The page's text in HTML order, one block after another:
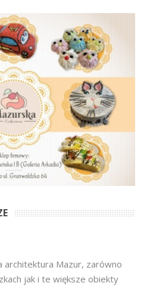
architektura Mazur, zarówno
jak i te większe obiekty